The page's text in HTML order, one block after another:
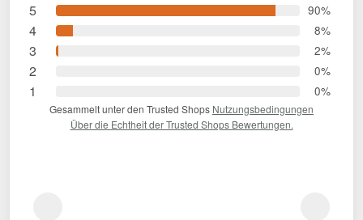
5 90%
4 8%
3 2%
2 0%
1 0%
Gesammelt unter den Trusted Shops Nutzungsbedingungen
Über die Echtheit der Trusted Shops Bewertungen.